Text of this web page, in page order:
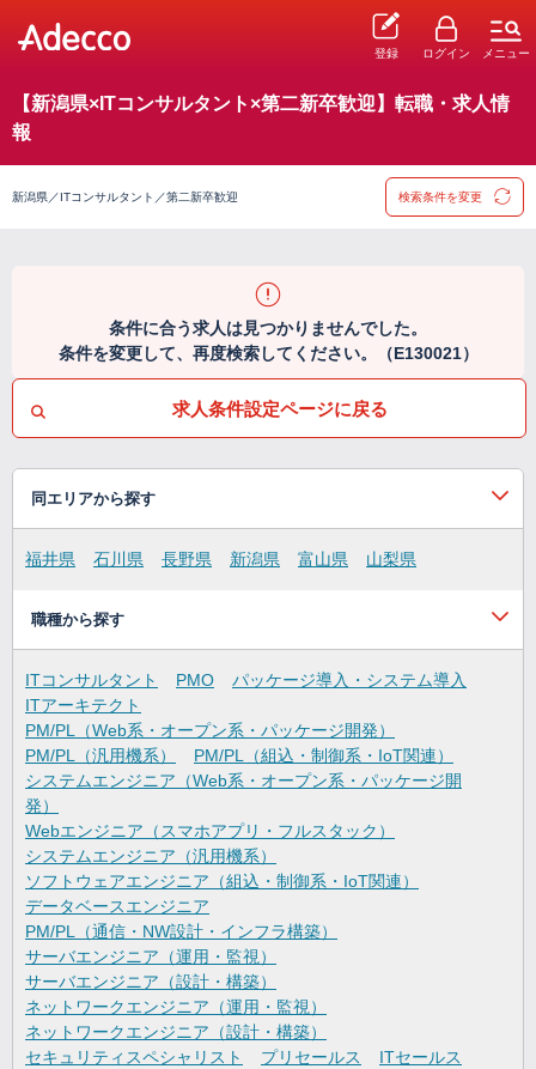
登録 ログイン メニュー
【新潟県×ITコンサルタント×第二新卒歓迎】転職・求人情
報
新潟県／ITコンサルタント／第二新卒歓迎 検索条件を変更
条件に合う求人は見つかりませんでした。
条件を変更して、再度検索してください。（E130021）
求人条件設定ページに戻る
同エリアから探す
福井県 石川県 長野県 新潟県 富山県 山梨県
職種から探す
ITコンサルタント PMO
パッケージ導入・システム導入
ITアーキテクト
PM/PL（Web系・オープン系・パッケージ開発）
PM/PL（汎用機系）
PM/PL（組込・制御系・IoT関連）
システムエンジニア（Web系・オープン系・パッケージ開
発）
Webエンジニア（スマホアプリ・フルスタック）
システムエンジニア（汎用機系）
ソフトウェアエンジニア（組込・制御系・IoT関連）
データベースエンジニア
PM/PL（通信・NW設計・インフラ構築）
サーバエンジニア（運用・監視）
サーバエンジニア（設計・構築）
ネットワークエンジニア（運用・監視）
ネットワークエンジニア（設計・構築）
セキュリティスペシャリスト
プリセールス
ITセールス